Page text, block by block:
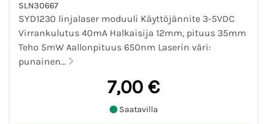
SLN30667
SYD1230 linjalaser moduuli Käyttöjännite 3-5VDC
Virrankulutus 40mA Halkaisija 12mm, pituus 35mm
Teho 5mW Aallonpituus 650nm Laserin väri:
punainen...
7,00 €
Saatavilla